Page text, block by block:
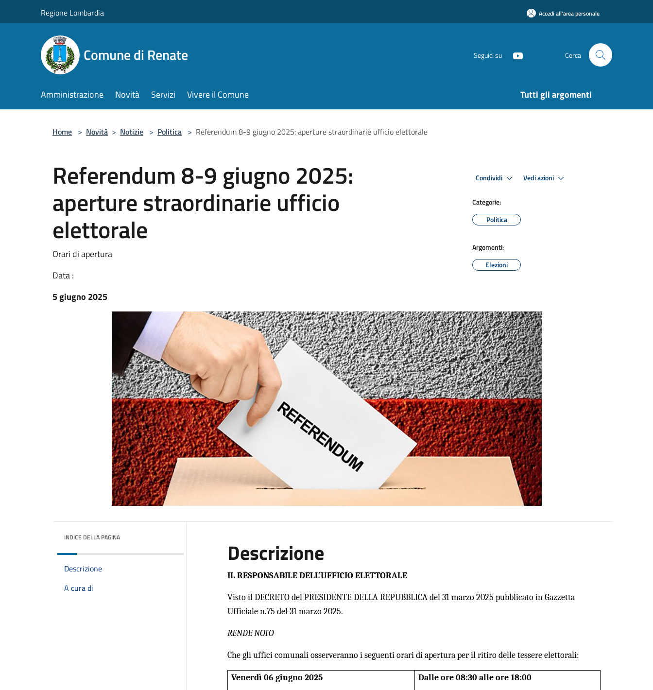
Regione Lombardia Accedi all'area personale
Comune di Renate Seguici su Cerca
Amministrazione Novità Servizi Vivere il Comune Tutti gli argomenti
Home > Novità > Notizie > Politica > Referendum 8-9 giugno 2025: aperture straordinarie ufficio elettorale
Referendum 8-9 giugno 2025:
aperture straordinarie ufficio
elettorale
Orari di apertura
Data :
5 giugno 2025
Condividi Vedi azioni
Categorie:
Politica
Argomenti:
Elezioni
INDICE DELLA PAGINA
Descrizione
A cura di
Descrizione
IL RESPONSABILE DELL’UFFICIO ELETTORALE
Visto il DECRETO del PRESIDENTE DELLA REPUBBLICA del 31 marzo 2025 pubblicato in Gazzetta
Ufficiale n.75 del 31 marzo 2025.
RENDE NOTO
Che gli uffici comunali osserveranno i seguenti orari di apertura per il ritiro delle tessere elettorali:
Venerdì 06 giugno 2025 Dalle ore 08:30 alle ore 18:00